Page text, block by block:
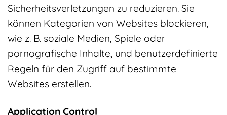
Sicherheitsverletzungen zu reduzieren. Sie
können Kategorien von Websites blockieren,
wie z. B. soziale Medien, Spiele oder
pornografische Inhalte, und benutzerdefinierte
Regeln für den Zugriff auf bestimmte
Websites erstellen.
Application Control